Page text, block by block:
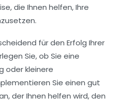
die Ihnen helfen, Ihre
für den Erfolg Ihrer
Sie, ob Sie eine
oder kleinere
Sie einen gut
, der Ihnen helfen wird, den